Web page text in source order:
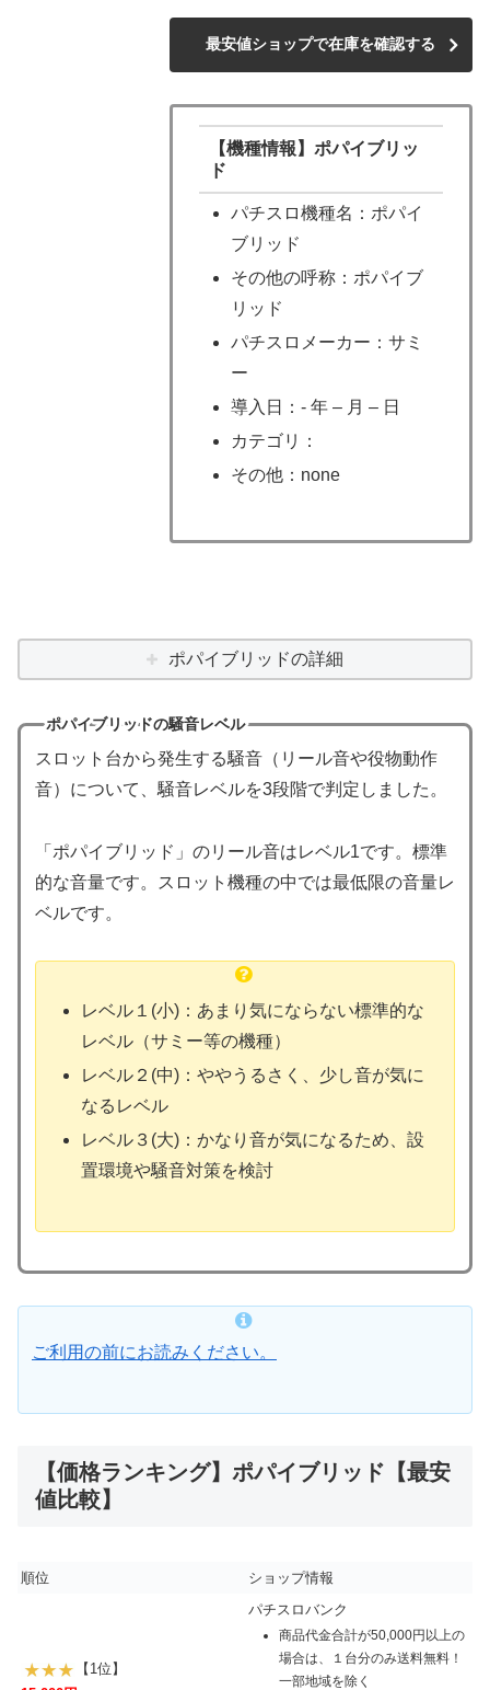
最安値ショップで在庫を確認する
【機種情報】ポパイブリッ
ド
パチスロ機種名：ポパイ
ブリッド
その他の呼称：ポパイブ
リッド
パチスロメーカー：サミ
ー
導入日：- 年 – 月 – 日
カテゴリ：
その他：none
ポパイブリッドの詳細
ポパイブリッドの騒音レベル
スロット台から発生する騒音（リール音や役物動作
音）について、騒音レベルを3段階で判定しました。
「ポパイブリッド」のリール音はレベル1です。標準
的な音量です。スロット機種の中では最低限の音量レ
ベルです。
レベル１(小)：あまり気にならない標準的な
レベル（サミー等の機種）
レベル２(中)：ややうるさく、少し音が気に
なるレベル
レベル３(大)：かなり音が気になるため、設
置環境や騒音対策を検討
ご利用の前にお読みください。
【価格ランキング】ポパイブリッド【最安
値比較】
順位 ショップ情報
【1位】
パチスロバンク
商品代金合計が50,000円以上の
場合は、１台分のみ送料無料！
一部地域を除く